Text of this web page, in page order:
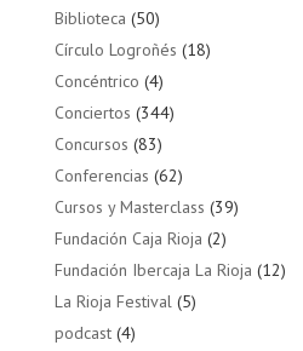
Biblioteca (50)
Círculo Logroñés (18)
Concéntrico (4)
Conciertos (344)
Concursos (83)
Conferencias (62)
Cursos y Masterclass (39)
Fundación Caja Rioja (2)
Fundación Ibercaja La Rioja (12)
La Rioja Festival(5)
podcast(4)